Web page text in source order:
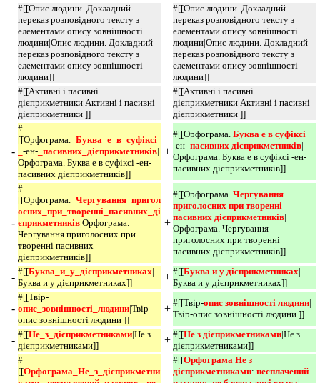
#[[Опис людини. Докладний
переказ розповідного тексту з
елементами опису зовнішності
людини|Опис людини. Докладний
переказ розповідного тексту з
елементами опису зовнішності
людини]]
#[[Опис людини. Докладний
переказ розповідного тексту з
елементами опису зовнішності
людини|Опис людини. Докладний
переказ розповідного тексту з
елементами опису зовнішності
людини]]
#[[Активні і пасивні
дієприкметники|Активні і пасивні
дієприкметники ]]
#[[Активні і пасивні
дієприкметники|Активні і пасивні
дієприкметники ]]
-
#
[[Орфограма. _Буква_е_в_суфіксі
-ен- _пасивних_дієприкметників|
Орфограма. Буква е в суфіксі -ен-
пасивних дієприкметників]]
+
#[[Орфограма.
-ен- пасивних дієприкметників|
Орфограма. Буква е в суфіксі -ен-
пасивних дієприкметників]]
-
#
[[Орфограма. _Чергування_пригол
осних_при_творенні_пасивних_ді
єприкметників|Орфограма.
Чергування приголосних при
творенні пасивних
дієприкметників]]
+
#[[Орфограма. Чергування
приголосних при творенні
пасивних дієприкметників|
Орфограма. Чергування
приголосних при творенні
пасивних дієприкметників]]
- #[[Буква_и_у_дієприкметниках|
Буква и у дієприкметниках]]
+ #[[Буква и у дієприкметниках|
Буква и у дієприкметниках]]
-
#[[Твір-
опис_зовнішності_людини|Твір-
опис зовнішності людини ]]
+ #[[Твір-опис зовнішності людини|
Твір-опис зовнішності людини ]]
- #[[Не_з_дієприкметниками|Не з
дієприкметниками]]
+ #[[Не з дієприкметниками|Не з
дієприкметниками]]
#
[[Орфограма_Не_з_дієприкметни
#[[Орфограма Не з
дієприкметниками: несплачений